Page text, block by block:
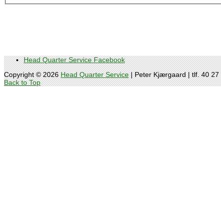
Head Quarter Service Facebook
Copyright © 2026Head Quarter Service| Peter Kjærgaard | tlf. 40
Back to Top